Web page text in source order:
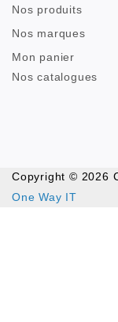
Nos produits
Nos marques
Mon panier
Nos catalogues
Copyright © 2026
One Way IT